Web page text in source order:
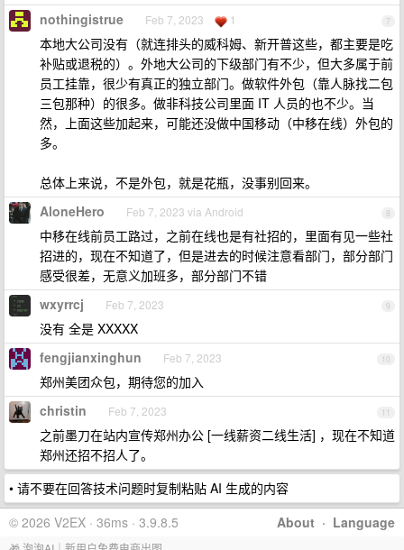
7
nothingistrue Feb 7, 2023 1
本地大公司没有（就连排头的威科姆、新开普这些，都主要是吃
补贴或退税的）。外地大公司的下级部门有不少，但大多属于前
员工挂靠，很少有真正的独立部门。做软件外包（靠人脉找二包
三包那种）的很多。做非科技公司里面 IT 人员的也不少。当
然，上面这些加起来，可能还没做中国移动（中移在线）外包的
多。
总体上来说，不是外包，就是花瓶，没事别回来。
8
AloneHero Feb 7, 2023 via Android
中移在线前员工路过，之前在线也是有社招的，里面有见一些社
招进的，现在不知道了，但是进去的时候注意看部门，部分部门
感受很差，无意义加班多，部分部门不错
9
wxyrrcj Feb 7, 2023
没有 全是 XXXXX
10
fengjianxinghun Feb 7, 2023
郑州美团众包，期待您的加入
11
christin Feb 7, 2023
之前墨刀在站内宣传郑州办公 [一线薪资二线生活] ，现在不知道
郑州还招不招人了。
• 请不要在回答技术问题时复制粘贴 AI 生成的内容
About · Language
© 2026 V2EX · 36ms · 3.9.8.5